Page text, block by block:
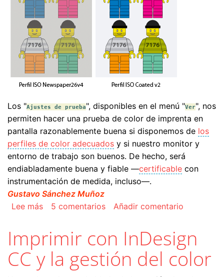
Los "Ajustes de prueba", disponibles en el menú "Ver", nos
permiten hacer una prueba de color de imprenta en
pantalla razonablemente buena si disponemos de los
perfiles de color adecuados y si nuestro monitor y
entorno de trabajo son buenos. De hecho, será
endiabladamente buena y fiable —certificable con
instrumentación de medida, incluso—.
Gustavo Sánchez Muñoz
Lee mássobre Los ajustes de prueba y pre visualizar
5 comentarios Añadir comentario
Imprimir con InDesign
CC y la gestión del color